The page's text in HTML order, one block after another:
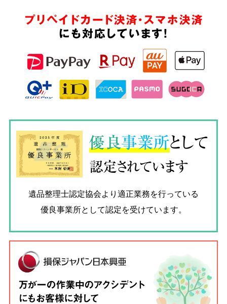
プリペイドカード決済・スマホ決済
にも対応しています!
優良事業所として
認定されています
遺品整理士認定協会より適正業務を行っている
優良事業所として認定を受けています。